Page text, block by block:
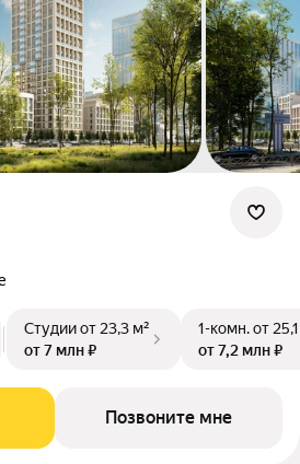
Студииот 23,3 м²
от 7 млн ₽
1-комн.от
от 7,2 млн ₽
Позвоните мне